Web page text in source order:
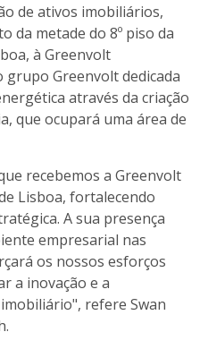
de ativos imobiliários,
da metade do 8º piso da
à Greenvolt
grupo Greenvolt dedicada
através da criação
que ocupará uma área de
recebemos a Greenvolt
Lisboa, fortalecendo
A sua presença
empresarial nas
os nossos esforços
a inovação e a
refere Swan